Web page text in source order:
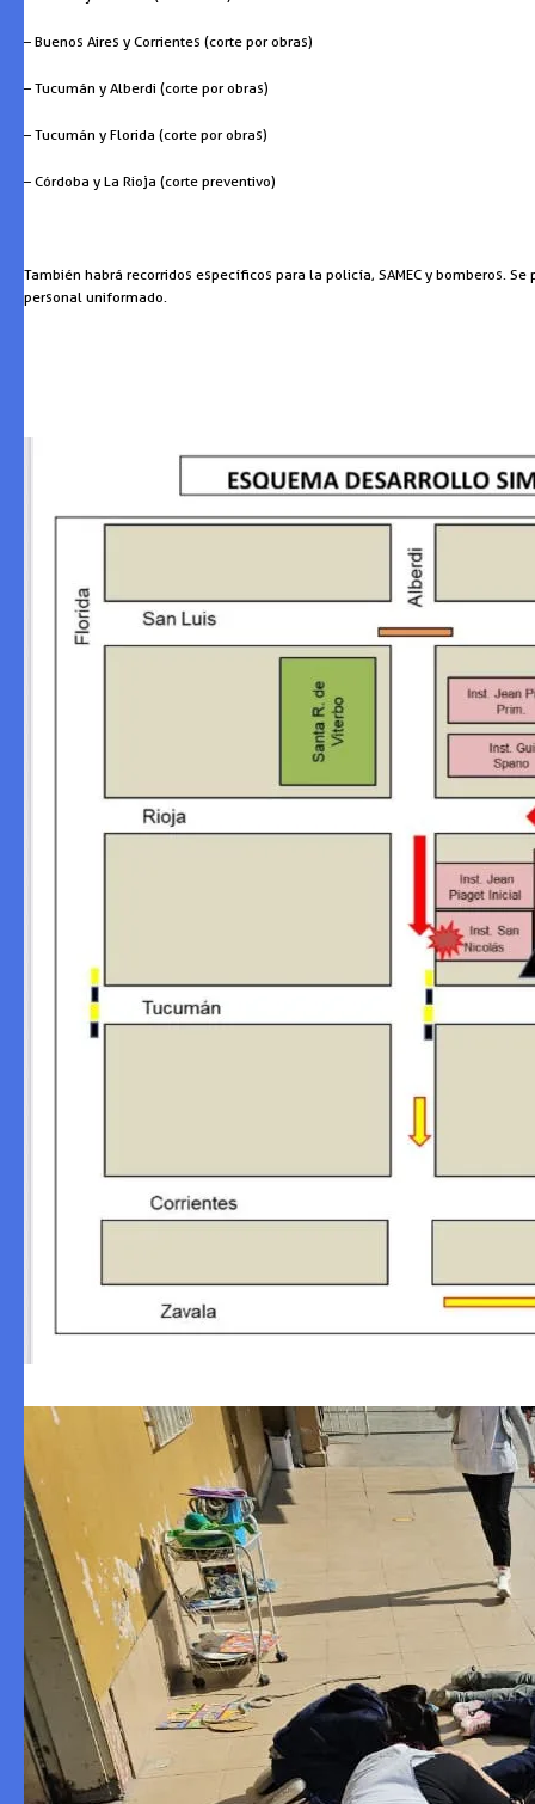
– Buenos Aires y Corrientes (corte por obras)
– Tucumán y Alberdi (corte por obras)
– Tucumán y Florida (corte por obras)
– Córdoba y La Rioja (corte preventivo)
También habrá recorridos específicos para la policía, SAMEC y bomberos.
personal uniformado.